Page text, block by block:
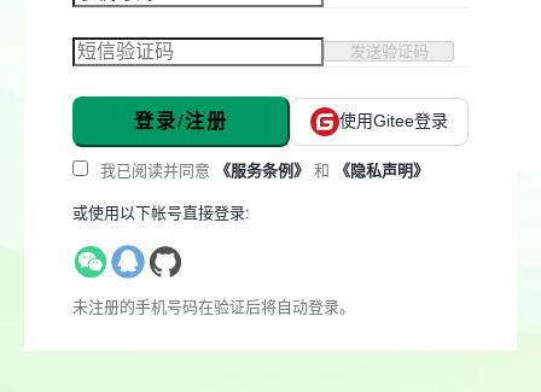
发送验证码
登录/注册 使用Gitee登录
我已阅读并同意 《服务条例》 和 《隐私声明》
或使用以下帐号直接登录:
未注册的手机号码在验证后将自动登录。